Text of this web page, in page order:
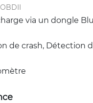
via un dongle
de crash, Détection